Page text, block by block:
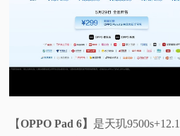
【OPPO Pad 6】 是天玑